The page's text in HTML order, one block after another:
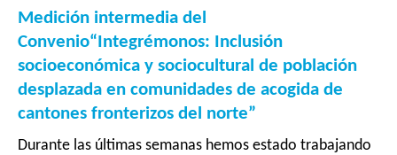
Medición intermedia del
Convenio“Integrémonos: Inclusión
socioeconómica y sociocultural de población
desplazada en comunidades de acogida de
cantones fronterizos del norte”
Durante las últimas semanas hemos estado trabajando